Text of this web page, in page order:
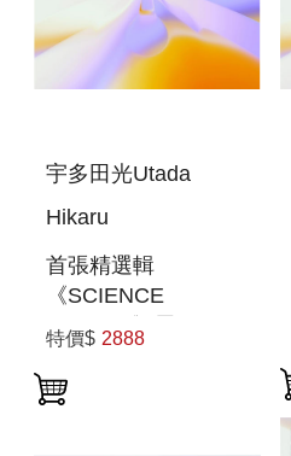
宇多田光Utada
Hikaru
首張精選輯
《SCIENCE
FICTION》黑膠3片
特價$ 2888